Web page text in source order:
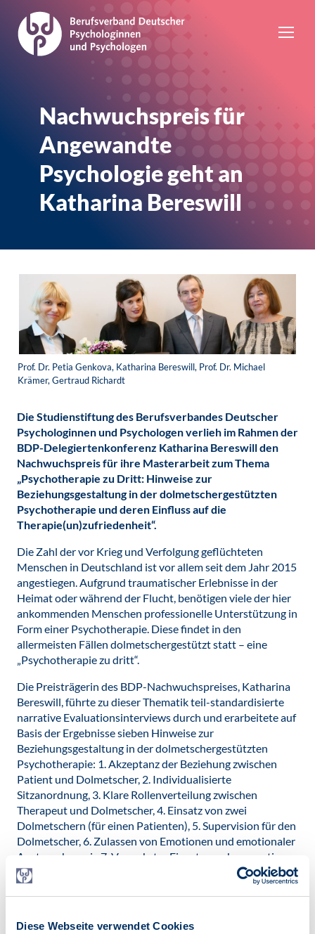
Diese Webseite verwendet Cookies
Nachwuchspreis für
Angewandte
Psychologie geht an
Katharina Bereswill
Prof. Dr. Petia Genkova, Katharina Bereswill, Prof. Dr. Michael
Krämer, Gertraud Richardt
Die Studienstiftung des Berufsverbandes Deutscher
Psychologinnen und Psychologen verlieh im Rahmen der
BDP-Delegiertenkonferenz Katharina Bereswill den
Nachwuchspreis für ihre Masterarbeit zum Thema
„Psychotherapie zu Dritt: Hinweise zur
Beziehungsgestaltung in der dolmetschergestützten
Psychotherapie und deren Einfluss auf die
Therapie(un)zufriedenheit“.
Die Zahl der vor Krieg und Verfolgung geflüchteten
Menschen in Deutschland ist vor allem seit dem Jahr 2015
angestiegen. Aufgrund traumatischer Erlebnisse in der
Heimat oder während der Flucht, benötigen viele der hier
ankommenden Menschen professionelle Unterstützung in
Form einer Psychotherapie. Diese findet in den
allermeisten Fällen dolmetschergestützt statt – eine
„Psychotherapie zu dritt“.
Die Preisträgerin des BDP-Nachwuchspreises, Katharina
Bereswill, führte zu dieser Thematik teil-standardisierte
narrative Evaluationsinterviews durch und erarbeitete auf
Basis der Ergebnisse sieben Hinweise zur
Beziehungsgestaltung in der dolmetschergestützten
Psychotherapie: 1. Akzeptanz der Beziehung zwischen
Patient und Dolmetscher, 2. Individualisierte
Sitzanordnung, 3. Klare Rollenverteilung zwischen
Therapeut und Dolmetscher, 4. Einsatz von zwei
Dolmetschern (für einen Patienten), 5. Supervision für den
Dolmetscher, 6. Zulassen von Emotionen und emotionaler
Austausch sowie 7. Vermehrter Einsatz von kooperativen
Arbeitsaufgaben und Unterstützung der Kooperation
zwischen Therapeut und Dolmetscher.
erklärte:„Besonders die praktische Relevanz überzeugte